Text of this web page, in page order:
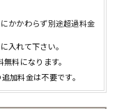
かかわらず別途超過料金
入れて下さい。
料になります。
加料金は不要です。